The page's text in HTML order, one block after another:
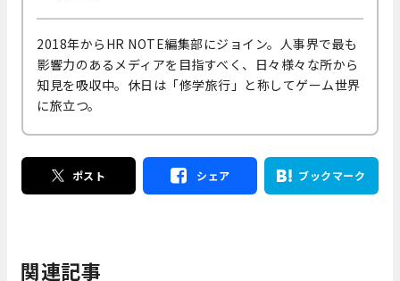
2018年からHR NOTE編集部にジョイン。人事界で最も
影響力のあるメディアを目指すべく、日々様々な所から
知見を吸収中。休日は「修学旅行」と称してゲーム世界
に旅立つ。
ポスト シェア ブックマーク
関連記事